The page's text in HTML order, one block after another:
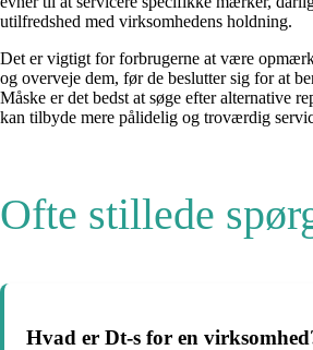
utilfredshed med virksomhedens holdning.
Det er vigtigt for forbrugerne at være
og overveje dem, før de beslutter sig for at
Måske er det bedst at søge efter alternative
kan tilbyde mere pålidelig og troværdig
Ofte stillede
Hvad er Dt-s for en